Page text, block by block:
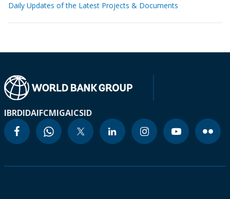
Daily Updates of the Latest Projects & Documents
IBRDIDAIFCMIGAICSID